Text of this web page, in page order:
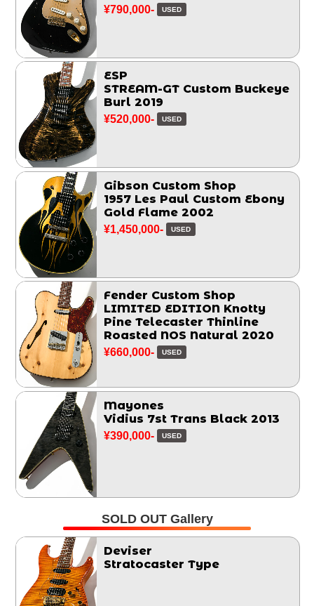
¥790,000- USED
ESP
STREAM-GT Custom Buckeye
Burl 2019
¥520,000- USED
Gibson Custom Shop
1957 Les Paul Custom Ebony
Gold Flame 2002
¥1,450,000- USED
Fender Custom Shop
LIMITED EDITION Knotty
Pine Telecaster Thinline
Roasted NOS Natural 2020
¥660,000- USED
Mayones
Vidius 7st Trans Black 2013
¥390,000- USED
SOLD OUT Gallery
Deviser
Stratocaster Type